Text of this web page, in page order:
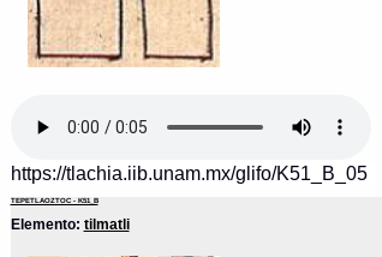
TEPETLAOZTOC - K51_B
Elemento: tilmatli
https://tlachia.iib.unam.mx/glifo/K51_B_05
TEPETLAOZTOC - K51_B
Elemento: tilmatli